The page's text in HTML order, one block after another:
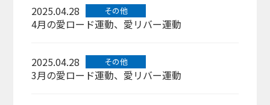
2025.04.28 その他
4月の愛ロード運動、愛リバー運動
2025.04.28 その他
3月の愛ロード運動、愛リバー運動